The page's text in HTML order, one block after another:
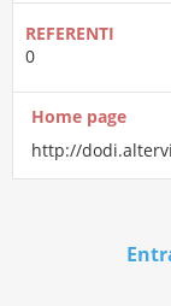
REFERENTI
0
Home page
http://